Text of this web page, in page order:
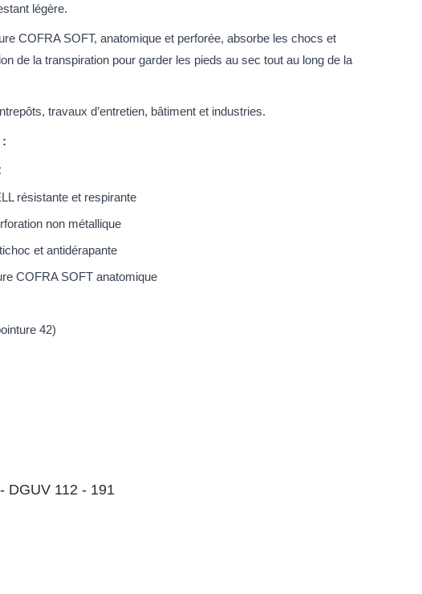
légère.
COFRA SOFT, anatomique et perforée, absorbe les chocs et
de la transpiration pour garder les pieds au sec tout au long de la
travaux d’entretien, bâtiment et industries.
:
résistante et respirante
non métallique
et antidérapante
COFRA SOFT anatomique
42)
DGUV 112 - 191